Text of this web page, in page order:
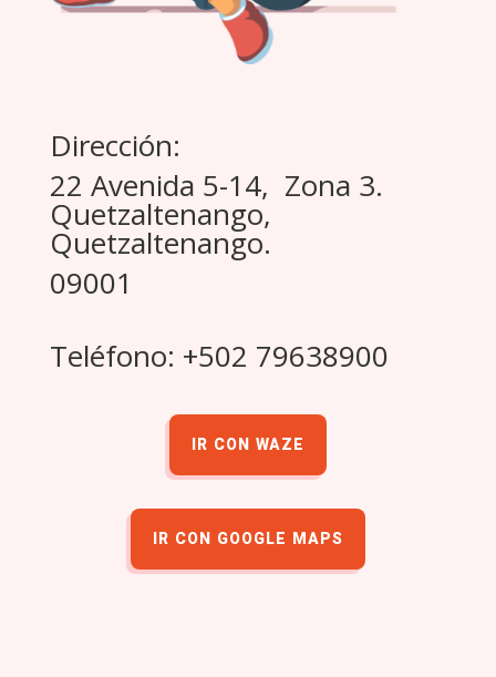
Dirección:
22 Avenida 5-14, Zona 3.
Quetzaltenango,
Quetzaltenango.
09001
Teléfono: +502 79638900
IR CON WAZE
IR CON GOOGLE MAPS